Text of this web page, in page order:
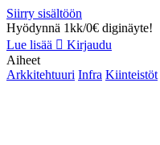
Siirry sisältöön
Hyödynnä 1kk/0€ diginäyte!
Lue lisää
Kirjaudu
Aiheet
Arkkitehtuuri Infra Kiinteistöt